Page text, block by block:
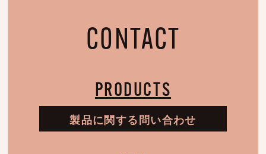
CONTACT
PRODUCTS
製品に関する問い合わせ